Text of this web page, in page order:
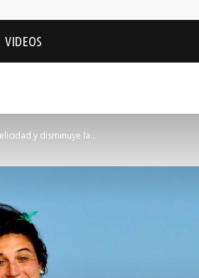
VIDEOS
y disminuye la...